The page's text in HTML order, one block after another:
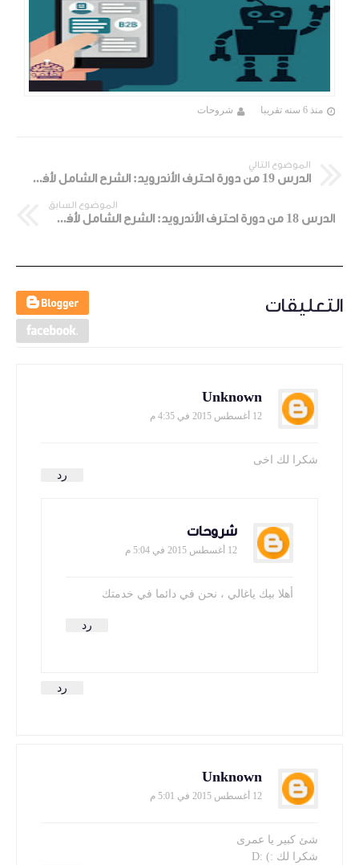
منذ 6 سنه تقريبا شروحات
الموضوع التالي
الدرس 19 من دورة احترف الأندرويد: الشرح الشامل لأفضل مدير ملفات أندرويد Es File Explorer ج2
الموضوع السابق
الدرس 18 من دورة احترف الأندرويد: الشرح الشامل لأفضل مدير ملفات أندرويد Es File Explorer ج1
التعليقات
Unknown
12 أغسطس 2015 في 4:35 م
شكرا لك اخى
رد
شروحات
12 أغسطس 2015 في 5:04 م
أهلا بيك ياغالي ، نحن في دائما في خدمتك
رد
رد
Unknown
12 أغسطس 2015 في 5:01 م
شئ كبير يا عمرى
شكرا لك :) :D